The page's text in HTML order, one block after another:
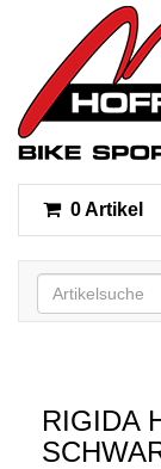
0 Artikel
RIGIDA